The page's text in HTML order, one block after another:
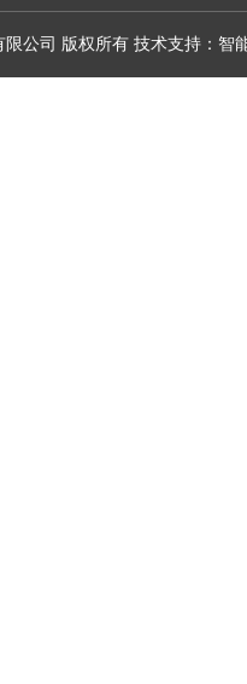
公司 版权所有 技术支持： 智